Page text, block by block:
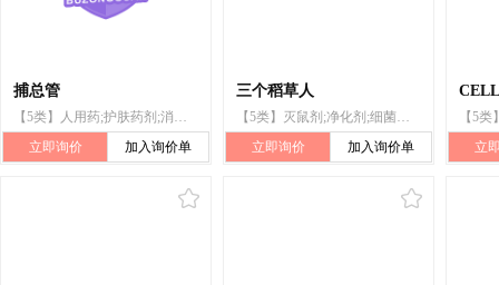
捕总管
【5类】人用药;护肤药剂;消毒剂;净化剂;兽医用药;动物用洗涤剂（杀虫剂）;杀虫剂;灭鼠剂;蚊香;消毒纸巾
立即询价
加入询价单
三个稻草人
【5类】灭鼠剂;净化剂;细菌抑制剂;消毒纸巾;人用药;消毒剂;杀虫剂;蚊香;兽医用药;动物用洗涤剂（杀虫剂）
立即询价
加入询价单 立